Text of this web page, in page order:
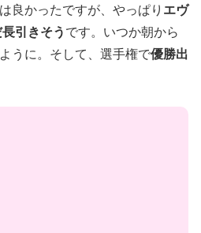
良かったですが、やっぱり エヴ
引きそう です。いつか朝から
うに。そして、選手権で優勝出